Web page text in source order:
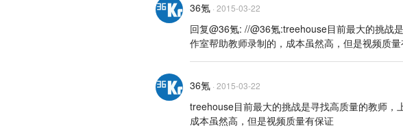
36氪 · 2015-03-22
回复@36氪: //@36氪:treehouse目前最大的挑战
作室帮助教师录制的，成本虽然高，但是视频质
36氪 · 2015-03-22
treehouse目前最大的挑战是寻找高质量的教师
成本虽然高，但是视频质量有保证